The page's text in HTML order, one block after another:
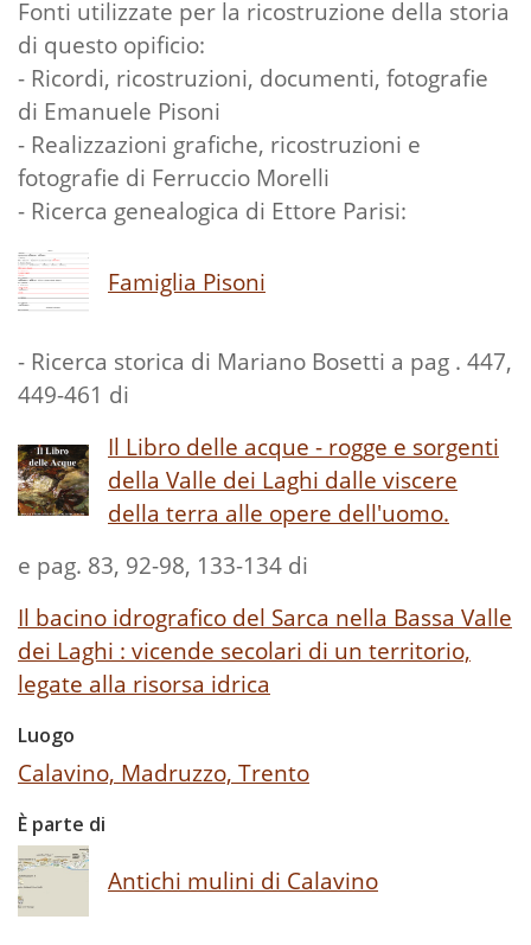
Fonti utilizzate per la ricostruzione della storia
di questo opificio:
- Ricordi, ricostruzioni, documenti, fotografie
di Emanuele Pisoni
- Realizzazioni grafiche, ricostruzioni e
fotografie di Ferruccio Morelli
- Ricerca genealogica di Ettore Parisi:
Famiglia Pisoni
- Ricerca storica di Mariano Bosetti a pag . 447,
449-461 di
Il Libro delle acque - rogge e sorgenti
della Valle dei Laghi dalle viscere
della terra alle opere dell'uomo.
e pag. 83, 92-98, 133-134 di
Il bacino idrografico del Sarca nella Bassa Valle
dei Laghi : vicende secolari di un territorio,
legate alla risorsa idrica
Luogo
Calavino, Madruzzo, Trento
È parte di
Antichi mulini di Calavino